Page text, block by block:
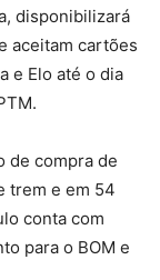
disponibilizará
aceitam cartões
e Elo até o dia
de compra de
trem e em 54
conta com
para o BOM e